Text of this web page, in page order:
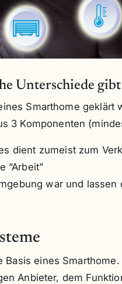
Unterschiede gibt
Smarthome geklärt
3 Komponenten
dient zumeist zum
“Arbeit”
war und lassen
eines
Anbieter, dem